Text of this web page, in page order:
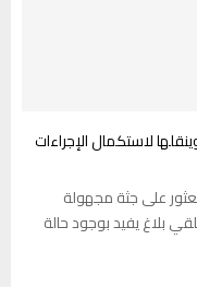
لاستكمال الإجراءات
على جثة مجهولة
بلاغ يفيد بوجود حالة